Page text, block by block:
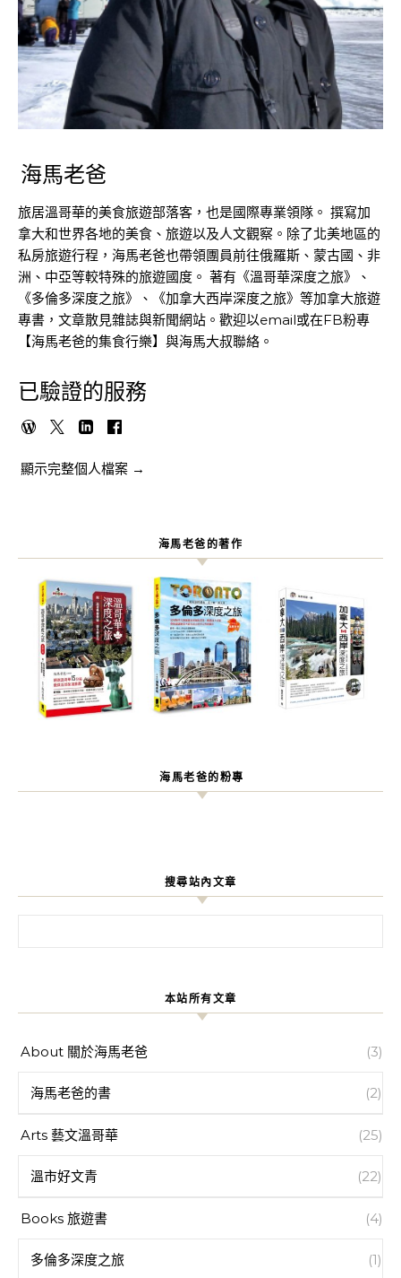
海馬老爸
旅居溫哥華的美食旅遊部落客，也是國際專業領隊。 撰寫加
拿大和世界各地的美食、旅遊以及人文觀察。除了北美地區的
私房旅遊行程，海馬老爸也帶領團員前往俄羅斯、蒙古國、非
洲、中亞等較特殊的旅遊國度。 著有《溫哥華深度之旅》、
《多倫多深度之旅》、《加拿大西岸深度之旅》等加拿大旅遊
專書，文章散見雜誌與新聞網站。歡迎以email或在FB粉專
【海馬老爸的集食行樂】與海馬大叔聯絡。
已驗證的服務
顯示完整個人檔案 →
海馬老爸的著作
海馬老爸的粉專
搜尋站內文章
本站所有文章
About 關於海馬老爸 (3)
海馬老爸的書 (2)
Arts 藝文溫哥華 (25)
溫市好文青 (22)
Books 旅遊書 (4)
多倫多深度之旅 (1)